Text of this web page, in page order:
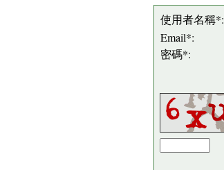
使用者名稱*:
Email*:
密碼*: